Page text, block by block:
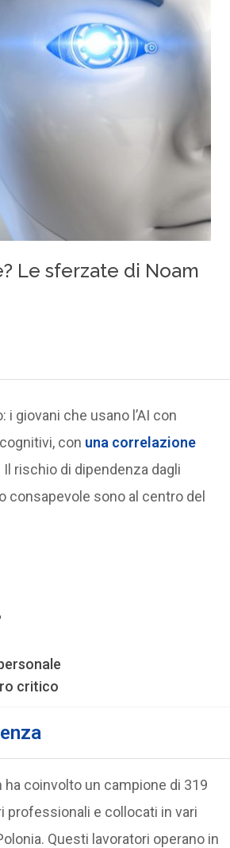
giovani che usano l’AI con
con una correlazione
Il rischio di dipendenza dagli
consapevole sono al centro del
critico
coinvolto un campione di 319
professionali e collocati in vari
Questi lavoratori operano in